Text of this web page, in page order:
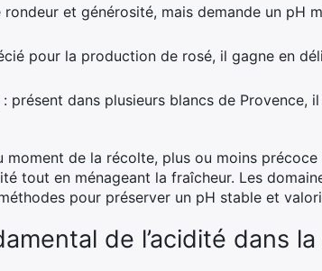
et générosité, mais demande un pH
pour la production de rosé, il gagne en
: présent dans plusieurs blancs de Provence,
moment de la récolte, plus ou moins
tout en ménageant la fraîcheur. Les
pour préserver un pH stable et
de l’acidité dans